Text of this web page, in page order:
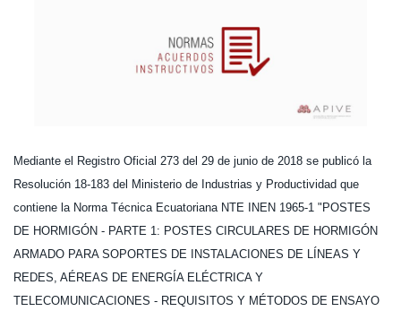
Mediante el Registro Oficial 273 del 29 de junio de 2018 se publicó la
Resolución 18-183 del Ministerio de Industrias y Productividad que
contiene la Norma Técnica Ecuatoriana NTE INEN 1965-1 "POSTES
DE HORMIGÓN - PARTE 1: POSTES CIRCULARES DE HORMIGÓN
ARMADO PARA SOPORTES DE INSTALACIONES DE LÍNEAS Y
REDES, AÉREAS DE ENERGÍA ELÉCTRICA Y
TELECOMUNICACIONES - REQUISITOS Y MÉTODOS DE ENSAYO